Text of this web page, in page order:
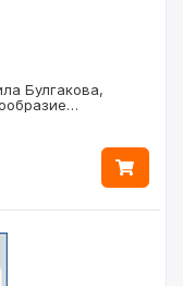
Булгакова,